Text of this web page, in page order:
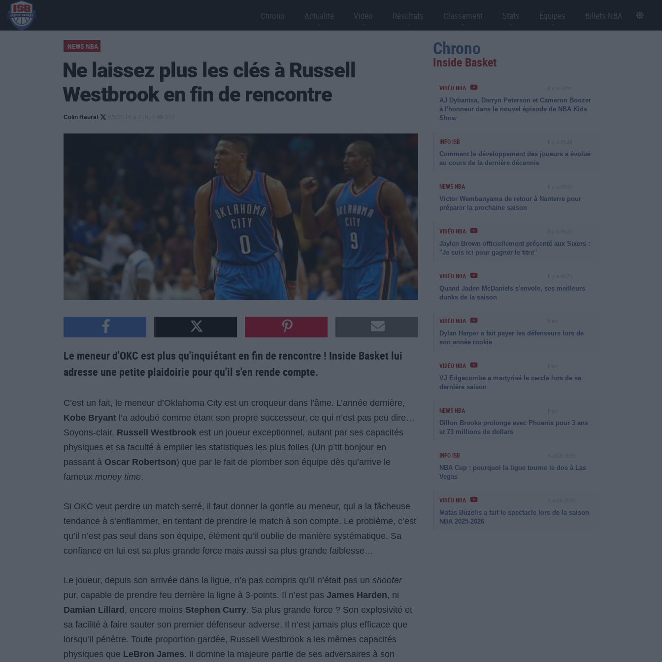
Chrono Actualité Vidéo Résultats Classement Stats Équipes Billets NBA
NEWS NBA
Ne laissez plus les clés à Russell
Westbrook en fin de rencontre
Colin Haurat
Le meneur d'OKC est plus qu'inquiétant en fin de rencontre ! Inside Basket lui
adresse une petite plaidoirie pour qu'il s'en rende compte.
C’est un fait, le meneur d’Oklahoma City est un croqueur dans l’âme. L’année dernière,
Kobe Bryant l’a adoubé comme étant son propre successeur, ce qui n’est pas peu dire…
Soyons-clair, Russell Westbrook est un joueur exceptionnel, autant par ses capacités
physiques et sa faculté à empiler les statistiques les plus folles (Un p’tit bonjour en
passant à Oscar Robertson) que par le fait de plomber son équipe dès qu’arrive le
fameux money time.
Si OKC veut perdre un match serré, il faut donner la gonfle au meneur, qui a la fâcheuse
tendance à s’enflammer, en tentant de prendre le match à son compte. Le problème, c’est
qu’il n’est pas seul dans son équipe, élément qu’il oublie de manière systématique. Sa
confiance en lui est sa plus grande force mais aussi sa plus grande faiblesse…
Le joueur, depuis son arrivée dans la ligue, n’a pas compris qu’il n’était pas un shooter
pur, capable de prendre feu derrière la ligne à 3-points. Il n’est pas James Harden, ni
Damian Lillard, encore moins Stephen Curry. Sa plus grande force ? Son explosivité et
sa facilité à faire sauter son premier défenseur adverse. Il n’est jamais plus efficace que
lorsqu’il pénètre. Toute proportion gardée, Russell Westbrook a les mêmes capacités
physiques que LeBron James. Il domine la majeure partie de ses adversaires à son
Chrono
Inside Basket
VIDÉO NBA
AJ Dybantsa, Darryn Peterson et Cameron Boozer
à l'honneur dans le nouvel épisode de NBA Kids
Show
INFO ISB
Comment le développement des joueurs a évolué
au cours de la dernière décennie
NEWS NBA
Victor Wembanyama de retour à Nanterre pour
préparer la prochaine saison
VIDÉO NBA
Jaylen Brown officiellement présenté aux Sixers :
''Je suis ici pour gagner le titre''
VIDÉO NBA
Quand Jaden McDaniels s'envole, ses meilleurs
dunks de la saison
VIDÉO NBA
Dylan Harper a fait payer les défenseurs lors de
son année rookie
VIDÉO NBA
VJ Edgecombe a martyrisé le cercle lors de sa
dernière saison
NEWS NBA
Dillon Brooks prolonge avec Phoenix pour 3 ans
et 73 millions de dollars
INFO ISB
NBA Cup : pourquoi la ligue tourne le dos à Las
Vegas
VIDÉO NBA
Matas Buzelis a fait le spectacle lors de la saison
NBA 2025-2026